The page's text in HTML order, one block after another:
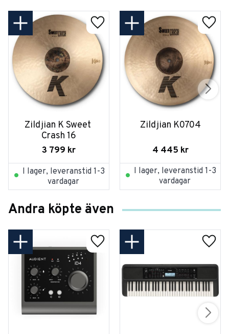
Zildjian K Sweet
Crash 16
3 799 kr
I lager, leveranstid 1-3
vardagar
Zildjian K0704
4 445 kr
I lager, leveranstid 1-3
vardagar
Andra köpte även